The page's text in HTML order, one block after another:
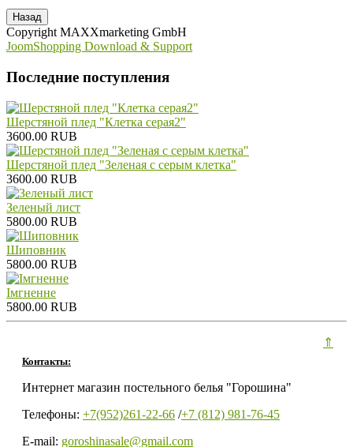
Copyright MAXXmarketing GmbH
JoomShopping Download & Support
Последние поступления
Шерстяной плед "Клетка серая2"
3600.00 RUB
Шерстяной плед "Зеленая с серым клетка"
3600.00 RUB
Зеленый лист
5800.00 RUB
Шиповник
5800.00 RUB
Iмгненне
5800.00 RUB
Контакты:
Интернет магазин постельного белья "Горошина"
Телефоны: +7(952)261-22-66 /+7 (812) 981-76-45
E-mail: goroshinasale@gmail.com
⇑